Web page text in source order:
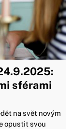
sférami
na svět novým
opustit svou